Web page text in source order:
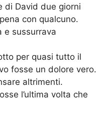
di David due giorni
con qualcuno.
e sussurrava
per quasi tutto il
fosse un dolore vero.
altrimenti.
l’ultima volta che